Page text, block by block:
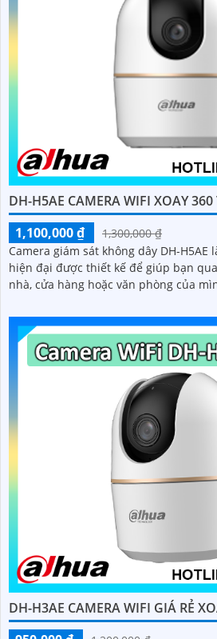
DH-H5AE CAMERA WIFI XOAY
1,100,000 ₫
1,300,000 ₫
Camera giám sát không dây DH-
hiện đại được thiết kế để giúp bạn
nhà, cửa hàng hoặc văn phòng của
DH-H3AE CAMERA WIFI GIÁ RẺ